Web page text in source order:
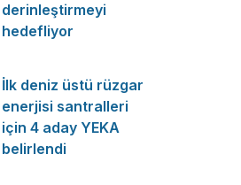
derinleştirmeyi
hedefliyor
İlk deniz üstü rüzgar
enerjisi santralleri
için 4 aday YEKA
belirlendi